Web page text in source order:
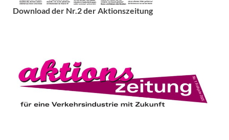
Download der Nr.2 der Aktionszeitung